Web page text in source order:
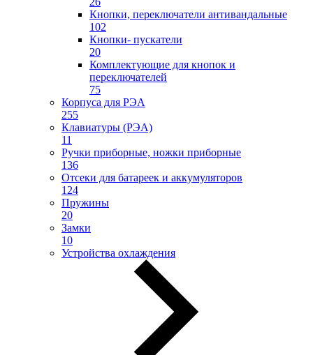
Кнопки, переключатели антивандальные
102
Кнопки- пускатели
20
Комплектующие для кнопок и
переключателей
75
Корпуса для РЭА
255
Клавиатуры (РЭА)
11
Ручки приборные, ножки приборные
136
Отсеки для батареек и аккумуляторов
124
Пружины
20
Замки
10
Устройства охлаждения